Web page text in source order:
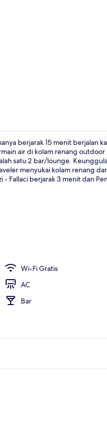
berjarak 15 menit berjalan
air di kolam renang
satu 2 bar/lounge.
menyukai kolam renang
Fallaci berjarak 3 menit dan
Wi-Fi Gratis
AC
Bar